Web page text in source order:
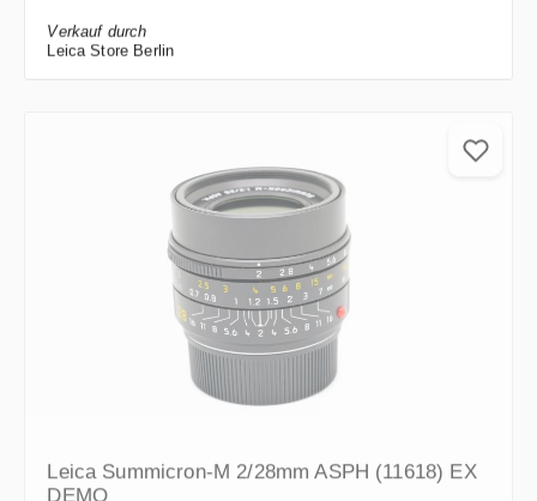
Verkauf durch
Leica Store Berlin
Leica Summicron-M 2/28mm ASPH (11618) EX
DEMO